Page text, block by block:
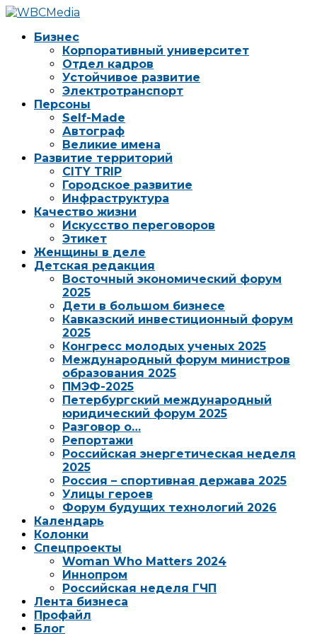
Бизнес
Корпоративный университет
Отдел кадров
Устойчивое развитие
Электротранспорт
Персоны
Self-Made
Автограф
Великие имена
Развитие территорий
CITY TRIP
Городское развитие
Инфраструктура
Качество жизни
Искусство переговоров
Этикет
Женщины в деле
Детская редакция
Восточный экономический форум
2025
Дети в большом бизнесе
Кавказский инвестиционный форум
2025
Конгресс молодых ученых 2025
Международный форум министров
образования 2025
ПМЭФ-2025
Петербургский международный
юридический форум 2025
Разговор о…
Репортажи
Российская энергетическая неделя
2025
Россия – спортивная держава 2025
Улицы героев
Форум будущих технологий 2026
Календарь
Колонки
Спецпроекты
Woman Who Matters 2024
Иннопром
Российская неделя ГЧП
Лента бизнеса
Профайл
Блог